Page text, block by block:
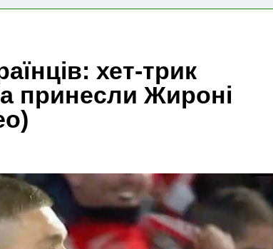
хет-трик
принесли Жироні